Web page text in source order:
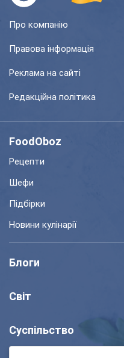
Про компанію
Правова інформація
Реклама на сайті
Редакційна політика
FoodOboz
Рецепти
Шефи
Підбірки
Новини кулінарії
Блоги
Світ
Суспільство